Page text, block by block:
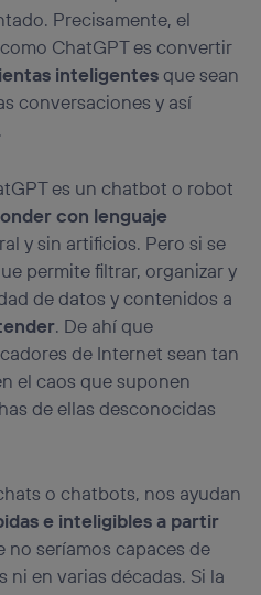
Precisamente, el
ChatGPT es convertir
inteligentesque sean
conversaciones y así
.
es un chatbot o robot
con lenguaje
y sin artificios. Pero si se
permite filtrar, organizar y
de datos y contenidos a
. De ahí que
de Internet sean tan
el caos que suponen
de ellas desconocidas
o chatbots, nos ayudan
e inteligibles a partir
no seríamos capaces de
en varias décadas. Si la